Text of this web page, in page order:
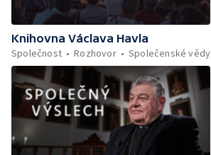
Knihovna Václava Havla
Společnost
Rozhovor Společenské vědy